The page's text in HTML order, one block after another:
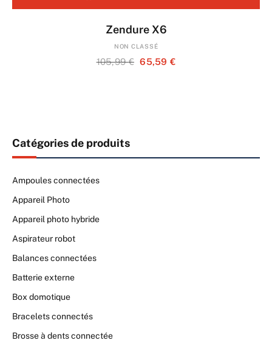
Zendure X6
NON CLASSÉ
105,99€ Le
65,59€Le
Catégories de produits
Ampoules connectées
Appareil Photo
Appareil photo hybride
Aspirateur robot
Balances connectées
Batterie externe
Box domotique
Bracelets connectés
Brosse à dents connectée